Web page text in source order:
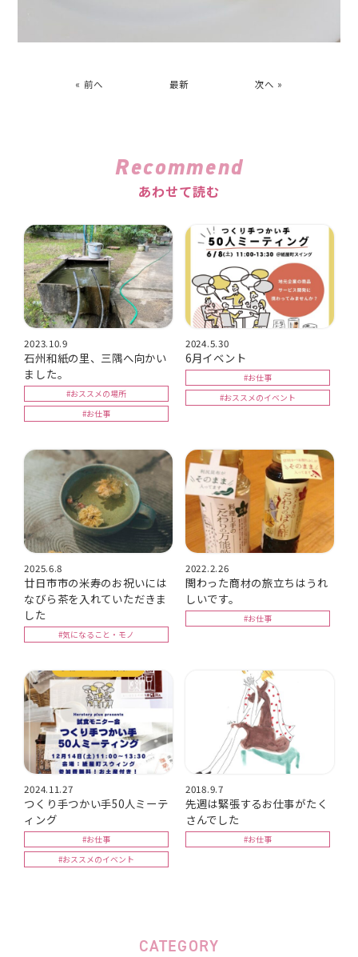
« 前へ 最新 次へ »
Recommend
あわせて読む
2023.10.9
石州和紙の里、三隅へ向かい
ました。
#おススメの場所
#お仕事
2024.5.30
6月イベント
#お仕事
#おススメのイベント
2025.6.8
廿日市市の米寿のお祝いには
なびら茶を入れていただきま
した
#気になること・モノ
2022.2.26
関わった商材の旅立ちはうれ
しいです。
#お仕事
2024.11.27
つくり手つかい手50人ミーテ
ィング
#お仕事
#おススメのイベント
2018.9.7
先週は緊張するお仕事がたく
さんでした
#お仕事
CATEGORY